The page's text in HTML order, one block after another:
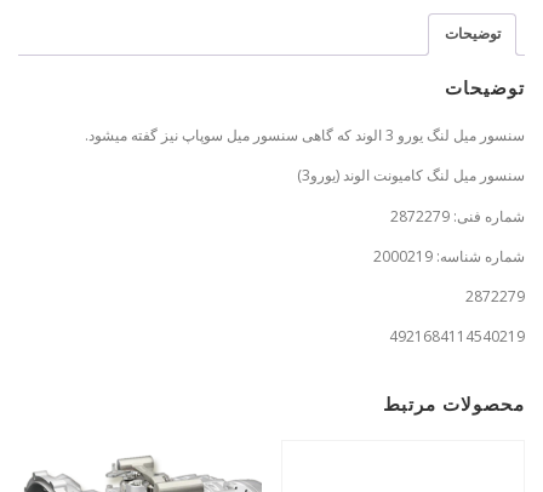
توضیحات
توضیحات
سنسور ميل لنگ يورو 3 الوند که گاهی سنسور ميل سوپاپ نیز گفته میشود.
سنسور ميل‌ لنگ کامیونت الوند (يورو3)
شماره فنی: 2872279
شماره شناسه: 2000219
2872279
4921684114540219
محصولات مرتبط